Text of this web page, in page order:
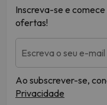
Inscreva-se e
ofertas!
Escreva o seu e-mail
Ao subscrever-se,
Privacidade